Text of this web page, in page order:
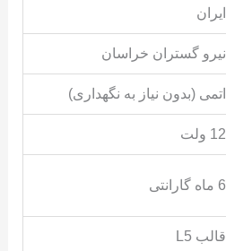
ایران
نیرو گستران خراسان
اتمی (بدون نیاز به نگهداری)
12 ولت
6 ماه گارانتی
قالب L5